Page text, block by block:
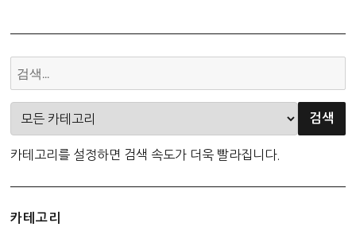
카테고리를 설정하면 검색 속도가 더욱 빨라집니다.
카테고리